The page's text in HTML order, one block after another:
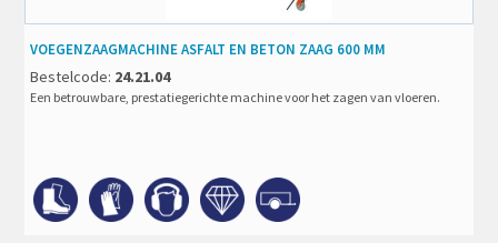
VOEGENZAAGMACHINE ASFALT EN BETON ZAAG 600 MM
Bestelcode: 24.21.04
Een betrouwbare, prestatiegerichte machine voor het zagen van vloeren.